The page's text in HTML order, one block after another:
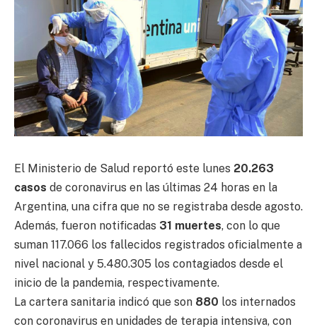
El Ministerio de Salud reportó este lunes 20.263
casos de coronavirus en las últimas 24 horas en la
Argentina, una cifra que no se registraba desde agosto.
Además, fueron notificadas 31 muertes, con lo que
suman 117.066 los fallecidos registrados oficialmente a
nivel nacional y 5.480.305 los contagiados desde el
inicio de la pandemia, respectivamente.
La cartera sanitaria indicó que son 880 los internados
con coronavirus en unidades de terapia intensiva, con